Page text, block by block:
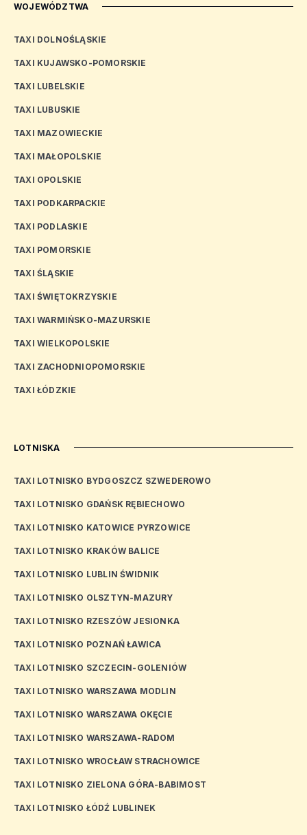
WOJEWÓDZTWA
TAXI DOLNOŚLĄSKIE
TAXI KUJAWSKO-POMORSKIE
TAXI LUBELSKIE
TAXI LUBUSKIE
TAXI MAZOWIECKIE
TAXI MAŁOPOLSKIE
TAXI OPOLSKIE
TAXI PODKARPACKIE
TAXI PODLASKIE
TAXI POMORSKIE
TAXI ŚLĄSKIE
TAXI ŚWIĘTOKRZYSKIE
TAXI WARMIŃSKO-MAZURSKIE
TAXI WIELKOPOLSKIE
TAXI ZACHODNIOPOMORSKIE
TAXI ŁÓDZKIE
LOTNISKA
TAXI LOTNISKO BYDGOSZCZ SZWEDEROWO
TAXI LOTNISKO GDAŃSK RĘBIECHOWO
TAXI LOTNISKO KATOWICE PYRZOWICE
TAXI LOTNISKO KRAKÓW BALICE
TAXI LOTNISKO LUBLIN ŚWIDNIK
TAXI LOTNISKO OLSZTYN-MAZURY
TAXI LOTNISKO RZESZÓW JESIONKA
TAXI LOTNISKO POZNAŃ ŁAWICA
TAXI LOTNISKO SZCZECIN-GOLENIÓW
TAXI LOTNISKO WARSZAWA MODLIN
TAXI LOTNISKO WARSZAWA OKĘCIE
TAXI LOTNISKO WARSZAWA-RADOM
TAXI LOTNISKO WROCŁAW STRACHOWICE
TAXI LOTNISKO ZIELONA GÓRA-BABIMOST
TAXI LOTNISKO ŁÓDŹ LUBLINEK